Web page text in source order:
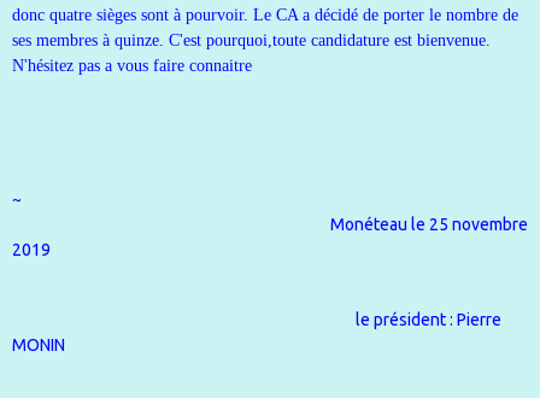
donc quatre sièges sont à pourvoir. Le CA a décidé de porter le nombre de
ses membres à quinze. C'est pourquoi,toute candidature est bienvenue.
N'hésitez pas a vous faire connaitre
~
Monéteau le 25 novembre
2019
le président : Pierre
MONIN